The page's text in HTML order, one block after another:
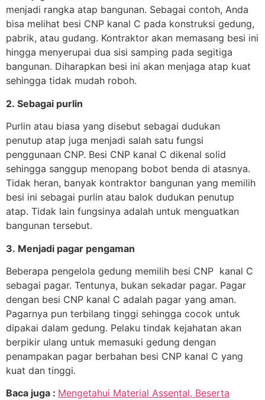
menjadi rangka atap bangunan. Sebagai contoh, Anda
bisa melihat besi CNP kanal C pada konstruksi gedung,
pabrik, atau gudang. Kontraktor akan memasang besi ini
hingga menyerupai dua sisi samping pada segitiga
bangunan. Diharapkan besi ini akan menjaga atap kuat
sehingga tidak mudah roboh.
2. Sebagai purlin
Purlin atau biasa yang disebut sebagai dudukan
penutup atap juga menjadi salah satu fungsi
penggunaan CNP. Besi CNP kanal C dikenal solid
sehingga sanggup menopang bobot benda di atasnya.
Tidak heran, banyak kontraktor bangunan yang memilih
besi ini sebagai purlin atau balok dudukan penutup
atap. Tidak lain fungsinya adalah untuk menguatkan
bangunan tersebut.
3. Menjadi pagar pengaman
Beberapa pengelola gedung memilih besi CNP kanal C
sebagai pagar. Tentunya, bukan sekadar pagar. Pagar
dengan besi CNP kanal C adalah pagar yang aman.
Pagarnya pun terbilang tinggi sehingga cocok untuk
dipakai dalam gedung. Pelaku tindak kejahatan akan
berpikir ulang untuk memasuki gedung dengan
penampakan pagar berbahan besi CNP kanal C yang
kuat dan tinggi.
Baca juga : Mengetahui Material Assental, Beserta